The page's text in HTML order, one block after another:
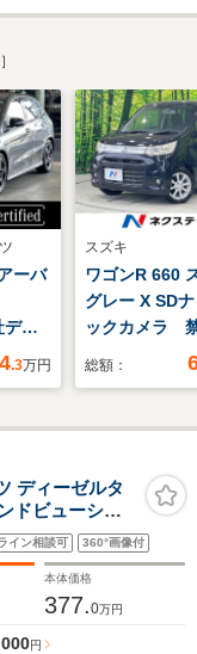
ーバ
デモ
パ
ドラ
ドラ
チャ
デス
禁煙
載
.3万円
スズキ
ワゴンR 660
グレー X SD
ックカメラ
ドライブレ
アコン 純正
ト アイドリ
ップ ベンチ
アームレスト
総額：
ディーゼルタ
ドビューシス
ィブクルーズ
AW カーブド
イト 元デモ
イン相談可 360°画像付
本体価格
377.0万円
円